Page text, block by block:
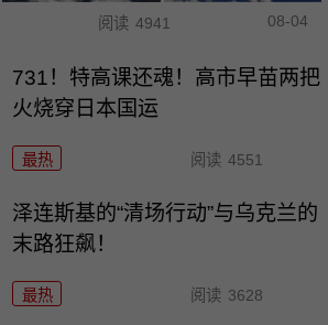
阅读 4941 08-04
731！特高课还魂！高市早苗两把
火烧穿日本国运
最热 阅读 4551
泽连斯基的“清场行动”与乌克兰的
末路狂飙！
最热 阅读 3628